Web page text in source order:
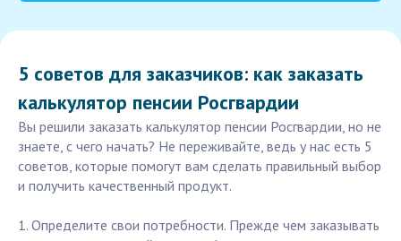
5 советов для заказчиков: как заказать
калькулятор пенсии Росгвардии
Вы решили заказать калькулятор пенсии Росгвардии, но не
знаете, с чего начать? Не переживайте, ведь у нас есть 5
советов, которые помогут вам сделать правильный выбор
и получить качественный продукт.
1. Определите свои потребности. Прежде чем заказывать